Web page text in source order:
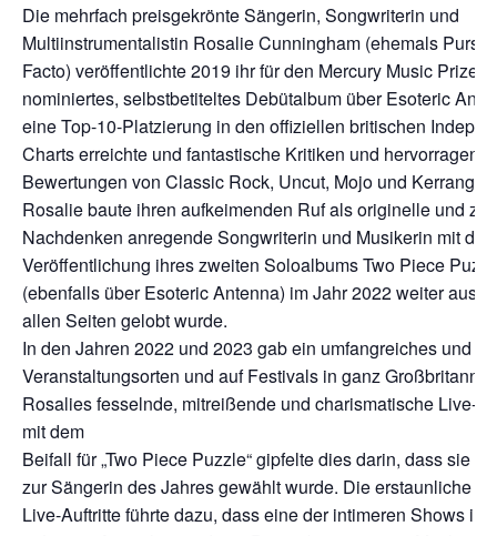
Die mehrfach preisgekrönte Sängerin, Songwriterin und
Multiinstrumentalistin Rosalie Cunningham (ehemals
Facto) veröffentlichte 2019 ihr für den Mercury Music Prize
nominiertes, selbstbetiteltes Debütalbum über Esoteric
eine Top-10-Platzierung in den offiziellen britischen
Charts erreichte und fantastische Kritiken und
Bewertungen von Classic Rock, Uncut, Mojo und Kerrang
Rosalie baute ihren aufkeimenden Ruf als originelle und
Nachdenken anregende Songwriterin und Musikerin mit der
Veröffentlichung ihres zweiten Soloalbums Two Piece
(ebenfalls über Esoteric Antenna) im Jahr 2022 weiter aus,
allen Seiten gelobt wurde.
In den Jahren 2022 und 2023 gab ein umfangreiches und
Veranstaltungsorten und auf Festivals in ganz
Rosalies fesselnde, mitreißende und charismatische Live-
mit dem
Beifall für „Two Piece Puzzle“ gipfelte dies darin, dass sie
zur Sängerin des Jahres gewählt wurde. Die erstaunliche
Live-Auftritte führte dazu, dass eine der intimeren Shows